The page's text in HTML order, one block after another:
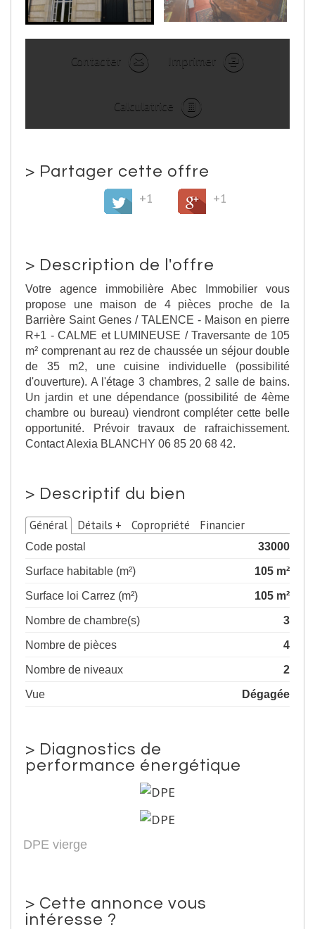
Contacter Imprimer
Calculatrice
> Partager cette offre
+1
+1
> Description de l'offre
Votre agence immobilière Abec Immobilier vous
propose une maison de 4 pièces proche de la
Barrière Saint Genes / TALENCE - Maison en pierre
R+1 - CALME et LUMINEUSE / Traversante de 105
m² comprenant au rez de chaussée un séjour double
de 35 m2, une cuisine individuelle (possibilité
d'ouverture). A l'étage 3 chambres, 2 salle de bains.
Un jardin et une dépendance (possibilité de 4ème
chambre ou bureau) viendront compléter cette belle
opportunité. Prévoir travaux de rafraichissement.
Contact Alexia BLANCHY 06 85 20 68 42.
> Descriptif du bien
Général Détails + Copropriété Financier
Code postal
33000
Surface habitable (m²)
105 m²
Surface loi Carrez (m²)
105 m²
Nombre de chambre(s)
3
Nombre de pièces
4
Nombre de niveaux
2
Vue
Dégagée
> Diagnostics de
performance énergétique
DPE vierge
> Cette annonce vous
intéresse ?